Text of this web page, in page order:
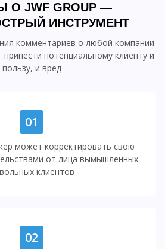
JWF GROUP —
ИНСТРУМЕНТ
комментариев о любой компании
потенциальному клиенту и
пользу, и вред
01
может корректировать свою
от лица вымышленных
клиентов
02